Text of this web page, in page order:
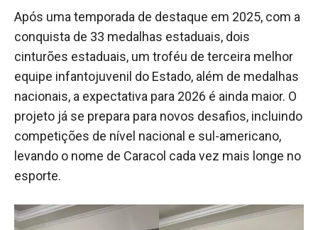
Após uma temporada de destaque em 2025, com a
conquista de 33 medalhas estaduais, dois
cinturões estaduais, um troféu de terceira melhor
equipe infantojuvenil do Estado, além de medalhas
nacionais, a expectativa para 2026 é ainda maior. O
projeto já se prepara para novos desafios, incluindo
competições de nível nacional e sul-americano,
levando o nome de Caracol cada vez mais longe no
esporte.